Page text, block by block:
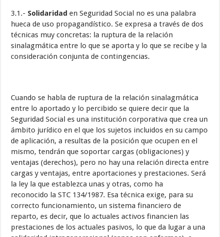
3.1.- Solidaridad en Seguridad Social no es una palabra
hueca de uso propagandístico. Se expresa a través de dos
técnicas muy concretas: la ruptura de la relación
sinalagmática entre lo que se aporta y lo que se recibe y la
consideración conjunta de contingencias.
Cuando se habla de ruptura de la relación sinalagmática
entre lo aportado y lo percibido se quiere decir que la
Seguridad Social es una institución corporativa que crea un
ámbito jurídico en el que los sujetos incluidos en su campo
de aplicación, a resultas de la posición que ocupen en el
mismo, tendrán que soportar cargas (obligaciones) y
ventajas (derechos), pero no hay una relación directa entre
cargas y ventajas, entre aportaciones y prestaciones. Será
la ley la que establezca unas y otras, como ha
reconocido la STC 134/1987. Esa técnica exige, para su
correcto funcionamiento, un sistema financiero de
reparto, es decir, que lo actuales activos financien las
prestaciones de los actuales pasivos, lo que da lugar a una